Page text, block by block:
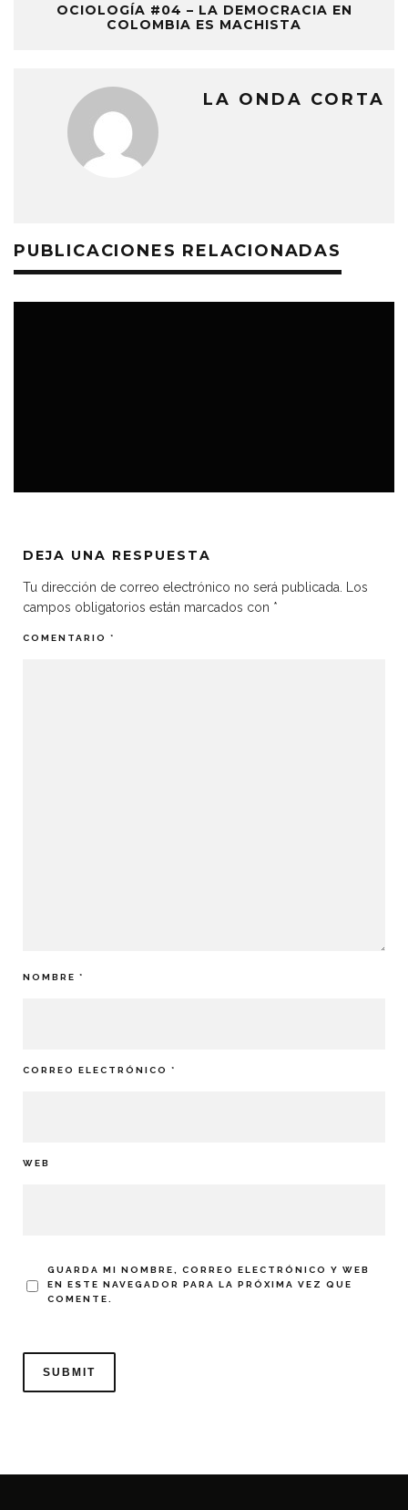
OCIOLOGÍA #04 – LA DEMOCRACIA EN
COLOMBIA ES MACHISTA
LA ONDA CORTA
PUBLICACIONES RELACIONADAS
DEJA UNA RESPUESTA
Tu dirección de correo electrónico no será publicada.
Los
campos obligatorios están marcados con *
COMENTARIO *
NOMBRE *
CORREO ELECTRÓNICO *
WEB
GUARDA MI NOMBRE, CORREO ELECTRÓNICO Y WEB
EN ESTE NAVEGADOR PARA LA PRÓXIMA VEZ QUE
COMENTE.